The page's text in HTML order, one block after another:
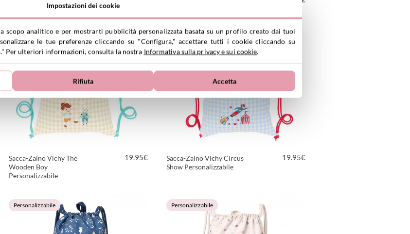
Personalizzabile
VEDI PRODOTTO VEDI PRODOTTO
Sacca-Zaino Vichy The
Wooden Boy
Personalizzabile
19.95€
Personalizzabile
Sacca-Zaino Vichy Circus
Show Personalizzabile
19.95€
Personalizzabile Personalizzabile
Impostazioni dei cookie
scopo analitico e per mostrarti pubblicità personalizzata basata su un profilo creato dai tuoi
le tue preferenze cliccando su "Configura," accettare tutti i cookie cliccando su
Per ulteriori informazioni, consulta la nostra Informativa sulla privacy e sui cookie.
Rifiuta Accetta